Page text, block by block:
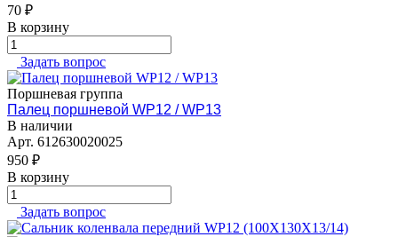
70 ₽
В корзину
Задать вопрос
Поршневая группа
Палец поршневой WP12 / WP13
В наличии
Арт. 612630020025
950 ₽
В корзину
Задать вопрос